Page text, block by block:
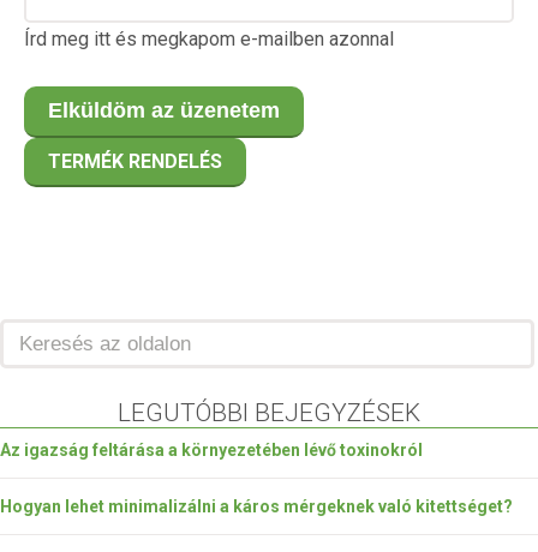
Írd meg itt és megkapom e-mailben azonnal
TERMÉK RENDELÉS
LEGUTÓBBI BEJEGYZÉSEK
Az igazság feltárása a környezetében lévő toxinokról
Hogyan lehet minimalizálni a káros mérgeknek való kitettséget?